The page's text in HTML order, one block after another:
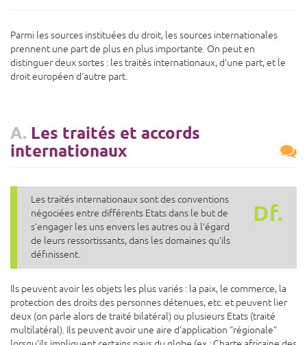
Parmi les sources instituées du droit, les sources internationales
prennent une part de plus en plus importante. On peut en
distinguer deux sortes : les traités internationaux, d'une part, et le
droit européen d'autre part.
A. Les traités et accords
internationaux
Df.
Les traités internationaux sont des conventions
négociées entre différents Etats dans le but de
s’engager les uns envers les autres ou à l'égard
de leurs ressortissants, dans les domaines qu’ils
définissent.
Ils peuvent avoir les objets les plus variés : la paix, le commerce, la
protection des droits des personnes détenues, etc. et peuvent lier
deux (on parle alors de traité bilatéral) ou plusieurs Etats (traité
multilatéral). Ils peuvent avoir une aire d'application "régionale"